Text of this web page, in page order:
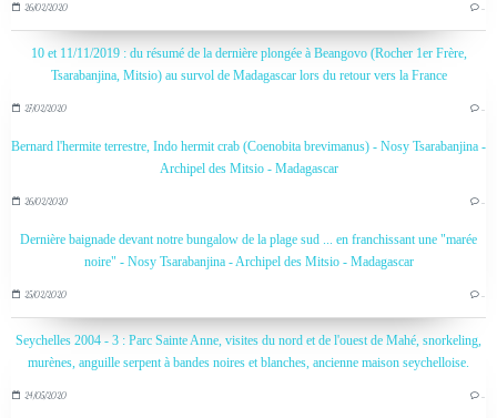
26/02/2020 …
10 et 11/11/2019 : du résumé de la dernière plongée à Beangovo (Rocher 1er Frère,
Tsarabanjina, Mitsio) au survol de Madagascar lors du retour vers la France
27/02/2020 …
Bernard l'hermite terrestre, Indo hermit crab (Coenobita brevimanus) - Nosy Tsarabanjina -
Archipel des Mitsio - Madagascar
26/02/2020 …
Dernière baignade devant notre bungalow de la plage sud ... en franchissant une "marée
noire" - Nosy Tsarabanjina - Archipel des Mitsio - Madagascar
25/02/2020 …
Seychelles 2004 - 3 : Parc Sainte Anne, visites du nord et de l'ouest de Mahé, snorkeling,
murènes, anguille serpent à bandes noires et blanches, ancienne maison seychelloise.
24/05/2020 …